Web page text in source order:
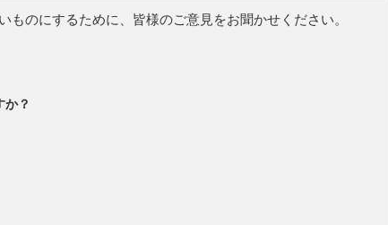
のにするために、皆様のご意見をお聞かせください。
か？